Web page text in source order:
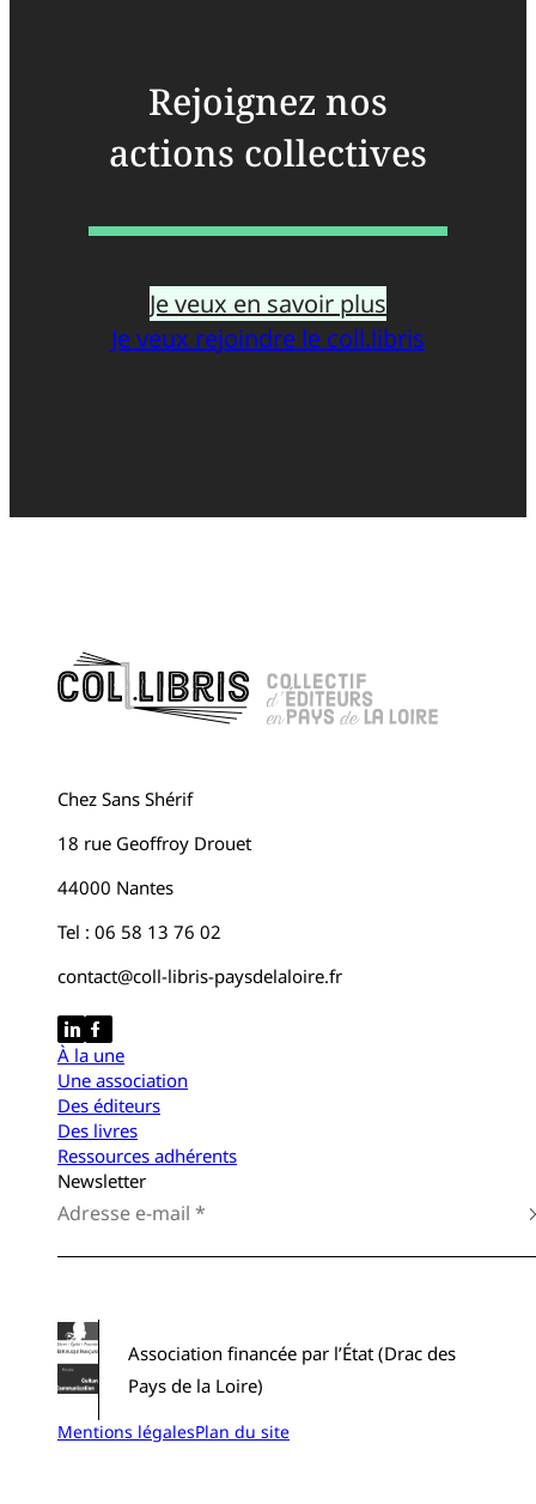
Rejoignez nos
actions collectives
Je veux en savoir plus
Je veux rejoindre le coll.libris
Chez Sans Shérif
18 rue Geoffroy Drouet
44000 Nantes
Tel : 06 58 13 76 02
contact@coll-libris-paysdelaloire.fr
À la une
Une association
Des éditeurs
Des livres
Ressources adhérents
Newsletter
Association financée par l’État (Drac des
Pays de la Loire)
Mentions légalesPlan du site